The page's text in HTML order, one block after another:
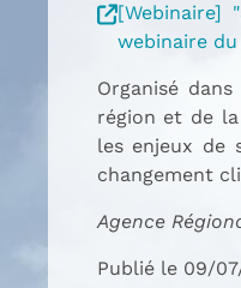
[Webinaire]
webinaire
Organisé
région et de la
les enjeux de
changement
Agence
Publié le 09/